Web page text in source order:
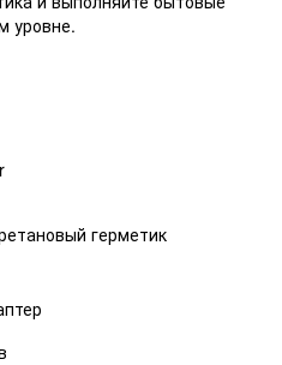
уровне.
герметик